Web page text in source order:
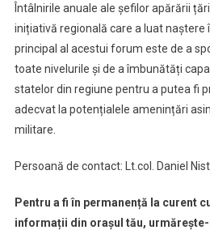
Întâlnirile anuale ale șefilor apărării
inițiativă regională care a luat naștere
principal al acestui forum este de a
toate nivelurile și de a îmbunătăți
statelor din regiune pentru a putea fi
adecvat la potențialele amenințări
militare.
Persoană de contact: Lt.col. Daniel
Pentru a fi în permanență la curent
informații din orașul tău, urmărește-